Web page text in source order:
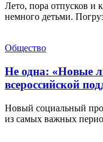
Лето, пора отпусков и
немного детьми.
Общество
Не одна: «Новые
всероссийской
Новый социальный
из самых важных